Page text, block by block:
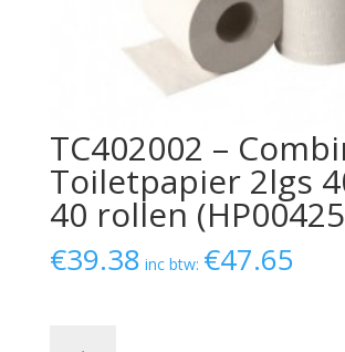
TC402002 –
Toiletpapier 2lgs
40 rollen
€39.38 inc btw: €47.65